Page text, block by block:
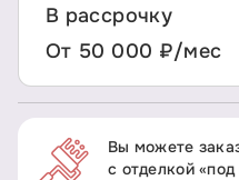
В рассрочку
От 50 000 ₽/мес
Вы можете
с отделкой